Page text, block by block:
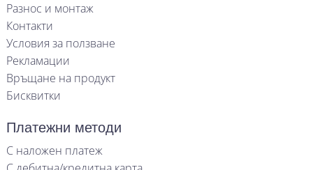
Разнос и монтаж
Контакти
Условия за ползване
Рекламации
Връщане на продукт
Бисквитки
Платежни методи
С наложен платеж